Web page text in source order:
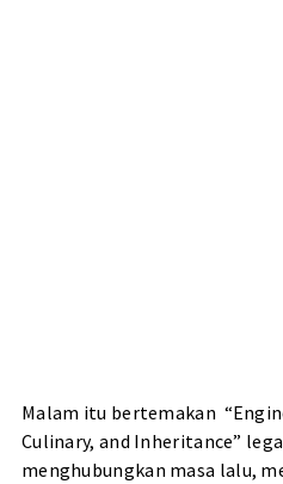
Malam itu bertemakan
Culinary, and Inheritance”
menghubungkan masa lalu,